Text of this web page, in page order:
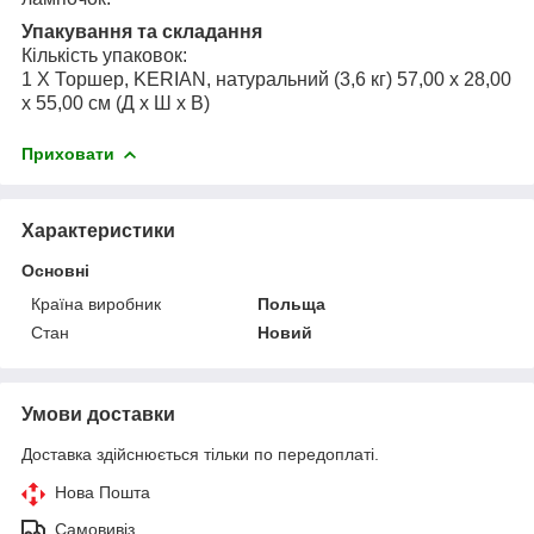
Упакування та складання
Кількість упаковок:
1 X Торшер, KERIAN, натуральний (3,6 кг) 57,00 x 28,00
x 55,00 см (Д x Ш x В)
Приховати
Характеристики
Основні
Країна виробник
Польща
Стан
Новий
Умови доставки
Доставка здійснюється тільки по передоплаті.
Нова Пошта
Самовивіз